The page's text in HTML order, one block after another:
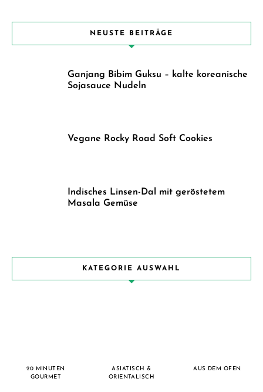
NEUSTE BEITRÄGE
Ganjang Bibim Guksu – kalte koreanische
Sojasauce Nudeln
Vegane Rocky Road Soft Cookies
Indisches Linsen-Dal mit geröstetem
Masala Gemüse
KATEGORIE AUSWAHL
20 MINUTEN
GOURMET
ASIATISCH &
ORIENTALISCH
AUS DEM OFEN